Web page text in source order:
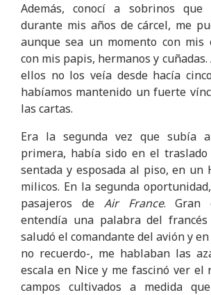
Además, conocí a sobrinos que
durante mis años de cárcel, me
aunque sea un momento con mis
con mis papis, hermanos y
ellos no los veía desde hacía
habíamos mantenido un fuerte
las cartas.
Era la segunda vez que subía
primera, había sido en el traslado
sentada y esposada al piso, en un
milicos. En la segunda
pasajeros de Air France. Gran
entendía una palabra del
saludó el comandante del avión y
no recuerdo-, me hablaban las
escala en Nice y me fascinó ver el
campos cultivados a medida